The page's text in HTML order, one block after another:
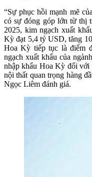
“Sự phục hồi mạnh mẽ
có sự đóng góp lớn từ thị
2025, kim ngạch xuất
Kỳ đạt 5,4 tỷ USD, tăng
Hoa Kỳ tiếp tục là điểm
ngạch xuất khẩu của
nhập khẩu Hoa Kỳ đối với
nội thất quan trọng hàng
Ngọc Liêm đánh giá.